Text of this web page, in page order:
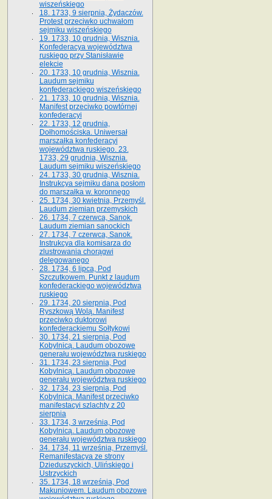
wiszeńskiego
18. 1733, 9 sierpnia, Żydaczów.
Protest przeciwko uchwałom
sejmiku wiszeńskiego
19. 1733, 10 grudnia, Wisznia.
Konfederacya województwa
ruskiego przy Stanisławie
elekcie
20. 1733, 10 grudnia, Wisznia.
Laudum sejmiku
konfederackiego wiszeńskiego
21. 1733, 10 grudnia, Wisznia.
Manifest przeciwko powtórnej
konfederacyi
22. 1733, 12 grudnia,
Dołhomościska. Uniwersał
marszałka konfederacyi
województwa ruskiego. 23.
1733, 29 grudnia, Wisznia.
Laudum sejmiku wiszeńskiego
24. 1733, 30 grudnia, Wisznia.
Instrukcya sejmiku dana posłom
do marszałka w. koronnego
25. 1734, 30 kwietnia, Przemyśl.
Laudum ziemian przemyskich
26. 1734, 7 czerwca, Sanok.
Laudum ziemian sanockich
27. 1734, 7 czerwca, Sanok.
Instrukcya dla komisarza do
zlustrowania chorągwi
delegowanego
28. 1734, 6 lipca, Pod
Szczutkowem. Punkt z laudum
konfederackiego województwa
ruskiego
29. 1734, 20 sierpnia, Pod
Ryszkową Wolą. Manifest
przeciwko duktorowi
konfederackiemu Sołtykowi
30. 1734, 21 sierpnia, Pod
Kobylnicą. Laudum obozowe
generału województwa ruskiego
31. 1734, 23 sierpnia, Pod
Kobylnicą. Laudum obozowe
generału województwa ruskiego
32. 1734, 23 sierpnia, Pod
Kobylnicą. Manifest przeciwko
manifestacyi szlachty z 20
sierpnia
33. 1734, 3 września, Pod
Kobylnicą. Laudum obozowe
generału województwa ruskiego
34. 1734, 11 września, Przemyśl.
Remanifestacya ze strony
Dzieduszyckich, Ulińskiego i
Ustrzyckich
35. 1734, 18 września, Pod
Makuniowem. Laudum obozowe